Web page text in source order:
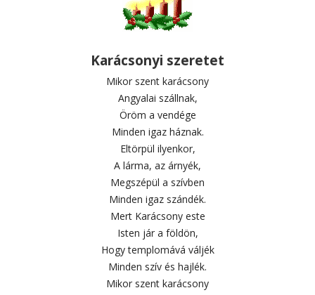
Karácsonyi szeretet
Mikor szent karácsony
Angyalai szállnak,
Öröm a vendége
Minden igaz háznak.
Eltörpül ilyenkor,
A lárma, az árnyék,
Megszépül a szívben
Minden igaz szándék.
Mert Karácsony este
Isten jár a földön,
Hogy templomává váljék
Minden szív és hajlék.
Mikor szent karácsony